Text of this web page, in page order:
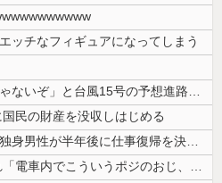
ッチなフィギュアになってしまう
「近年稀に見るどころの話じゃないぞ」と台風15号の予想進路に困惑する人...
民の財産を没収しはじめる
資産1億円突破でFIREの45歳独身男性が半年後に仕事復帰を決意した「...
【画像】 まんさん、ブチ切れ「電車内でこういうポジのおじ、ガチでイラネ...